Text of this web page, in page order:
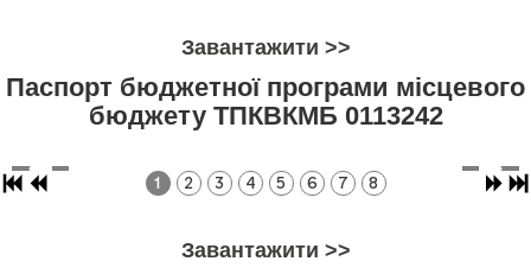
Завантажити >>
Паспорт бюджетної програми місцевого
бюджету ТПКВКМБ 0113242
1 2 3 4 5 6 7 8
Завантажити >>